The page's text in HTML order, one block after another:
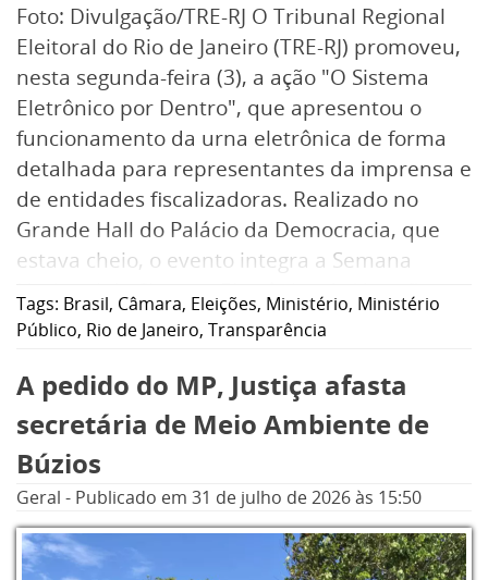
Foto: Divulgação/TRE-RJ O Tribunal Regional
Eleitoral do Rio de Janeiro (TRE-RJ) promoveu,
nesta segunda-feira (3), a ação "O Sistema
Eletrônico por Dentro", que apresentou o
funcionamento da urna eletrônica de forma
detalhada para representantes da imprensa e
de entidades fiscalizadoras. Realizado no
Grande Hall do Palácio da Democracia, que
estava cheio, o evento integra a Semana
Nacional do Sistema Eletrônico de Votação e
permitiu que os participantes conhecessem a
mecanismos de segurança e as etapas que
garantem a integridade do processo eleitoral.
Na abertura da atividade, o presidente do
TRE-RJ, desembargador Claudio de Mello
Tavares, destacou a importância de ampliar o
conhecimento da população sobre o
Tags: Brasil, Câmara, Eleições, Ministério, Ministério
Público, Rio de Janeiro, Transparência
A pedido do MP, Justiça afasta
secretária de Meio Ambiente de
Búzios
Geral - Publicado em 31 de julho de 2026às 15:50